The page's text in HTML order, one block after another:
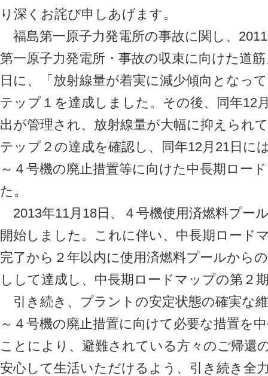
り深くお詫び申しあげます。
福島第一原子力発電所の事故に関し、
第一原子力発電所・事故の収束に向けた道
日に、「放射線量が着実に減少傾向となっ
テップ１を達成しました。その後、同年12
出が管理され、放射線量が大幅に抑えられ
テップ２の達成を確認し、同年12月21日に
～４号機の廃止措置等に向けた中長期ロー
た。
2013年11月18日、４号機使用済燃料プー
開始しました。これに伴い、中長期ロード
完了から２年以内に使用済燃料プールから
しして達成し、中長期ロードマップの第２
引き続き、プラントの安定状態の確実な
～４号機の廃止措置に向けて必要な措置を
ことにより、避難されている方々のご帰還
安心して生活いただけるよう、引き続き全